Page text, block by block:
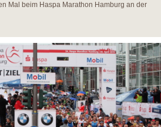
Mal beim Haspa Marathon Hamburg an der